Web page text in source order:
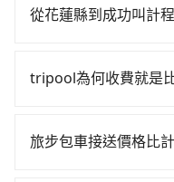
時不需要閉目養神（
$115~205承租小轎車
返回），雖已將eTag
從花蓮縣到成功叫計
灣大車隊，如果在路
2,580~3,900元間。不
tripool為何收費就是
一次使用tripool的會
旅步包車接送價格比